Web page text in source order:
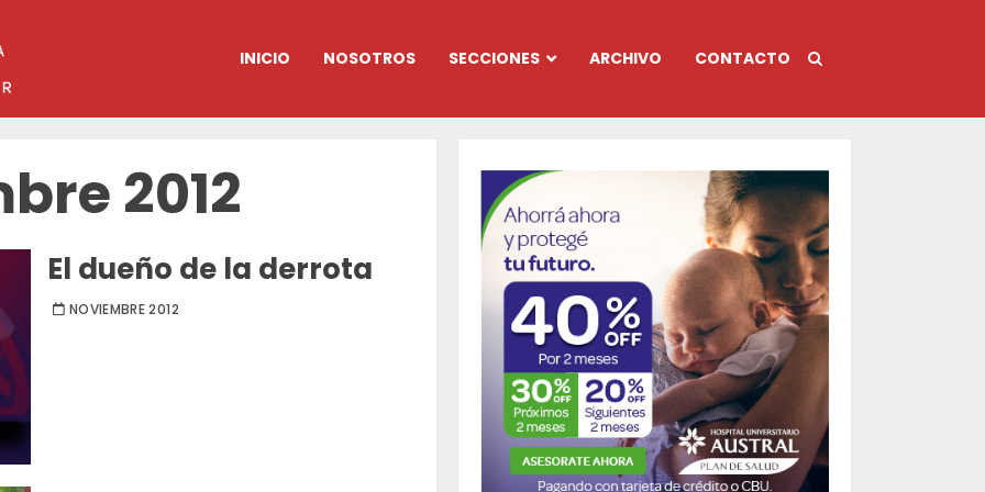
INICIO NOSOTROS SECCIONES ARCHIVO CONTACTO
2012
El dueño de la derrota
NOVIEMBRE 2012